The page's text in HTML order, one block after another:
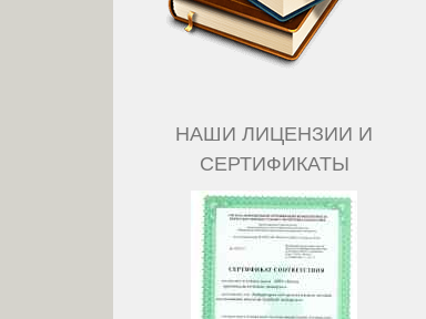
НАШИ ЛИЦЕНЗИИ И
СЕРТИФИКАТЫ